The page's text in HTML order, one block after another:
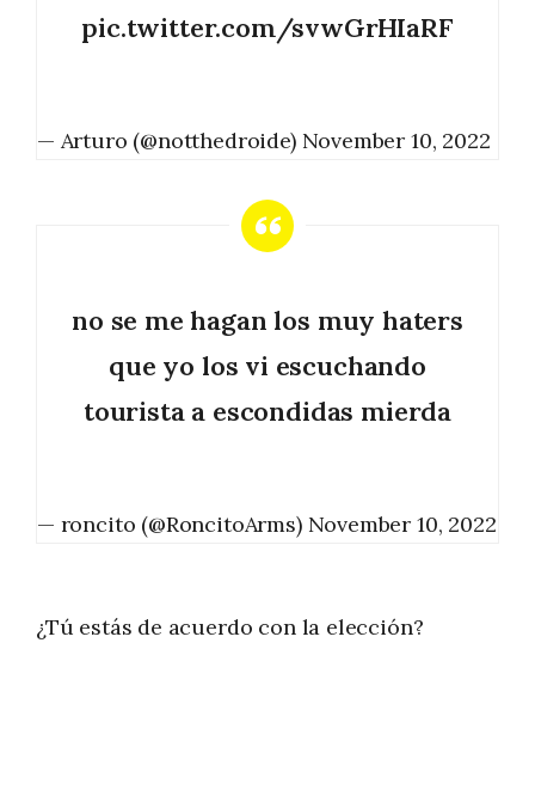
pic.twitter.com/svwGrHIaRF
— Arturo (@notthedroide) November 10, 2022
no se me hagan los muy haters
que yo los vi escuchando
tourista a escondidas mierda
— roncito (@RoncitoArms) November 10, 2022
¿Tú estás de acuerdo con la elección?